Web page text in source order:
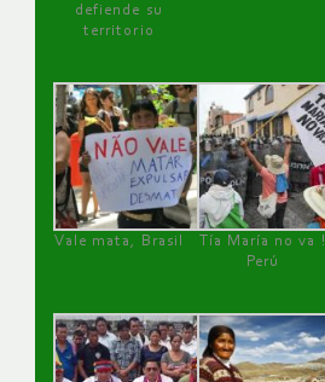
defiende su
territorio
Vale mata, Brasil
Tía María no va !
Perú